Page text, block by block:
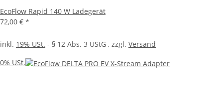
EcoFlow Rapid 140 W Ladegerät
72,00 € *
inkl. 19% USt. - § 12 Abs. 3 UStG , zzgl. Versand
0% USt.